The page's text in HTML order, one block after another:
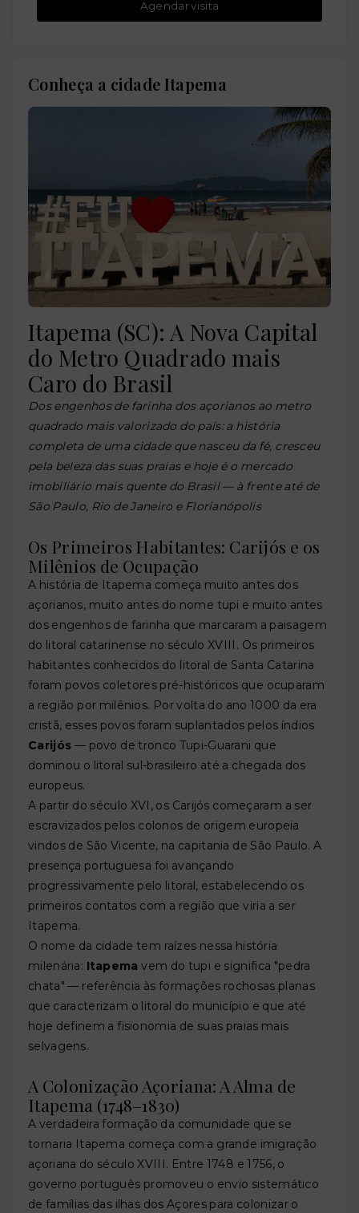
Agendar visita
Conheça a cidade Itapema
Itapema (SC): A Nova Capital
do Metro Quadrado mais
Caro do Brasil
Dos engenhos de farinha dos açorianos ao metro
quadrado mais valorizado do país: a história
completa de uma cidade que nasceu da fé, cresceu
pela beleza das suas praias e hoje é o mercado
imobiliário mais quente do Brasil — à frente até de
São Paulo, Rio de Janeiro e Florianópolis
Os Primeiros Habitantes: Carijós e os
Milênios de Ocupação
A história de Itapema começa muito antes dos
açorianos, muito antes do nome tupi e muito antes
dos engenhos de farinha que marcaram a paisagem
do litoral catarinense no século XVIII. Os primeiros
habitantes conhecidos do litoral de Santa Catarina
foram povos coletores pré-históricos que ocuparam
a região por milênios. Por volta do ano 1000 da era
cristã, esses povos foram suplantados pelos índios
Carijós — povo de tronco Tupi-Guarani que
dominou o litoral sul-brasileiro até a chegada dos
europeus.
A partir do século XVI, os Carijós começaram a ser
escravizados pelos colonos de origem europeia
vindos de São Vicente, na capitania de São Paulo. A
presença portuguesa foi avançando
progressivamente pelo litoral, estabelecendo os
primeiros contatos com a região que viria a ser
Itapema.
O nome da cidade tem raízes nessa história
milenária: Itapema vem do tupi e significa "pedra
chata" — referência às formações rochosas planas
que caracterizam o litoral do município e que até
hoje definem a fisionomia de suas praias mais
selvagens.
A Colonização Açoriana: A Alma de
Itapema (1748–1830)
A verdadeira formação da comunidade que se
tornaria Itapema começa com a grande imigração
açoriana do século XVIII. Entre 1748 e 1756, o
governo português promoveu o envio sistemático
de famílias das ilhas dos Açores para colonizar o